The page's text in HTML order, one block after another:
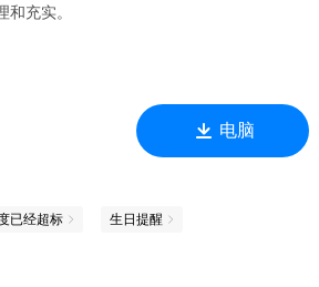
充实。
电脑
已经超标 生日提醒